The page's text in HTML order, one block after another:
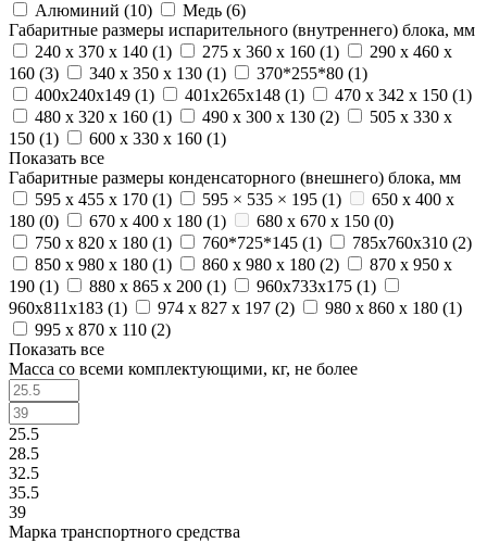
Алюминий (10) Медь (6)
Габаритные размеры испарительного (внутреннего) блока, мм
240 х 370 х 140 (1) 275 х 360 х 160 (1)
290 х 460 х
160 (3) 340 х 350 х 130 (1) 370*255*80 (1)
400х240х149 (1) 401х265х148 (1) 470 x 342 x 150 (1)
480 х 320 х 160 (1) 490 х 300 х 130 (2)
505 x 330 x
150 (1) 600 х 330 х 160 (1)
Показать все
Габаритные размеры конденсаторного (внешнего) блока, мм
595 x 455 x 170 (1) 595 × 535 × 195 (1)
650 х 400 х
180 (0) 670 х 400 х 180 (1) 680 x 670 x 150 (0)
750 х 820 х 180 (1) 760*725*145 (1) 785x760x310 (2)
850 х 980 х 180 (1) 860 х 980 х 180 (2)
870 х 950 х
190 (1) 880 х 865 х 200 (1) 960х733х175 (1)
960х811х183 (1) 974 x 827 x 197 (2) 980 х 860 х 180 (1)
995 х 870 х 110 (2)
Показать все
Масса со всеми комплектующими, кг, не более
25.5
28.5
32.5
35.5
39
Марка транспортного средства